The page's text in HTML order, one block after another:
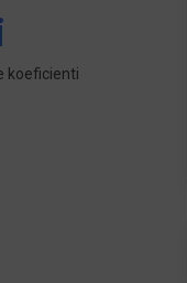
koeficienti